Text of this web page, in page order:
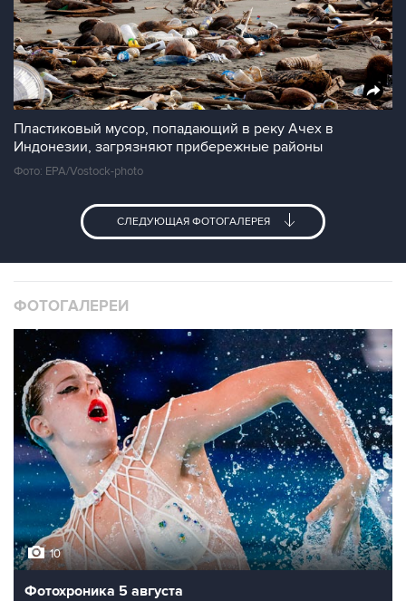
Пластиковый мусор, попадающий в реку Ачех в
Индонезии, загрязняют прибережные районы
Фото: EPA/Vostock-photo
СЛЕДУЮЩАЯ ФОТОГАЛЕРЕЯ
ФОТОГАЛЕРЕИ
10
Фотохроника 5 августа